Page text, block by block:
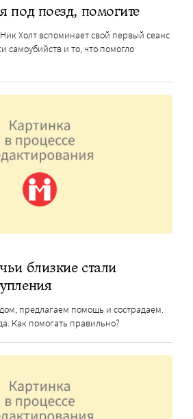
под поезд, помогите
Холт вспоминает свой первый сеанс
самоубийств и то, что помогло
близкие стали
предлагаем помощь и сострадаем.
Как помогать правильно?